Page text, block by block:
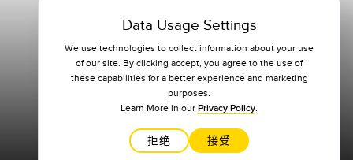
Data Usage Settings
We use technologies to collect information about your use
of our site. By clicking accept, you agree to the use of
these capabilities for a better experience and marketing
purposes.
Learn More in our Privacy Policy.
拒绝 接受